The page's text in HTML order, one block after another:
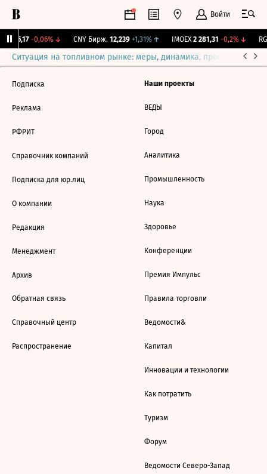
Войти
115,17 -0,06%↓ CNY Бирж. 12,239 +1,31%↑ IMOEX 2 281,31 -0,2%↓
Ситуация на топливном рынке: меры, динамика, прогнозы
Подписка
Реклама
РФРИТ
Справочник компаний
Подписка для юр.лиц
О компании
Редакция
Менеджмент
Архив
Обратная связь
Справочный центр
Распространение
Наши проекты
ВЕДЫ
Город
Аналитика
Промышленность
Наука
Здоровье
Конференции
Премия Импульс
Правила торговли
Ведомости&
Капитал
Инновации и технологии
Как потратить
Туризм
Форум
Ведомости Северо-Запад